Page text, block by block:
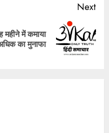
Next
में कमाया
का मुनाफा